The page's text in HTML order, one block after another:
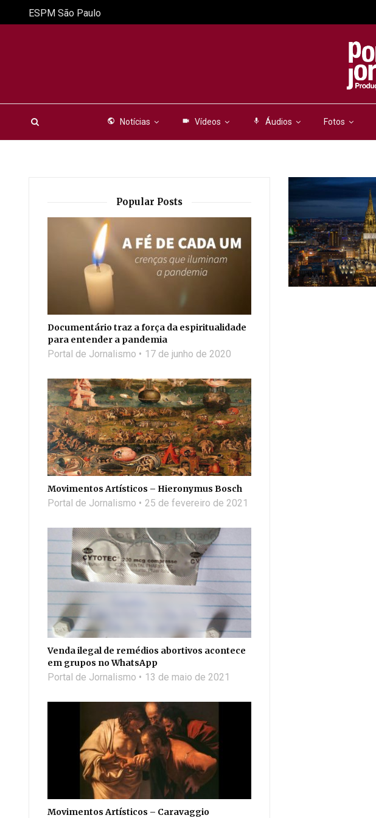
public Notícias videocam Vídeos mic Áudios Fotos
ESPM São Paulo
Popular Posts
Documentário traz a força da espiritualidade
para entender a pandemia
Portal de Jornalismo 17 de junho de 2020
Movimentos Artísticos – Hieronymus Bosch
Portal de Jornalismo 25 de fevereiro de 2021
Venda ilegal de remédios abortivos acontece
em grupos no WhatsApp
Portal de Jornalismo 13 de maio de 2021
Movimentos Artísticos – Caravaggio